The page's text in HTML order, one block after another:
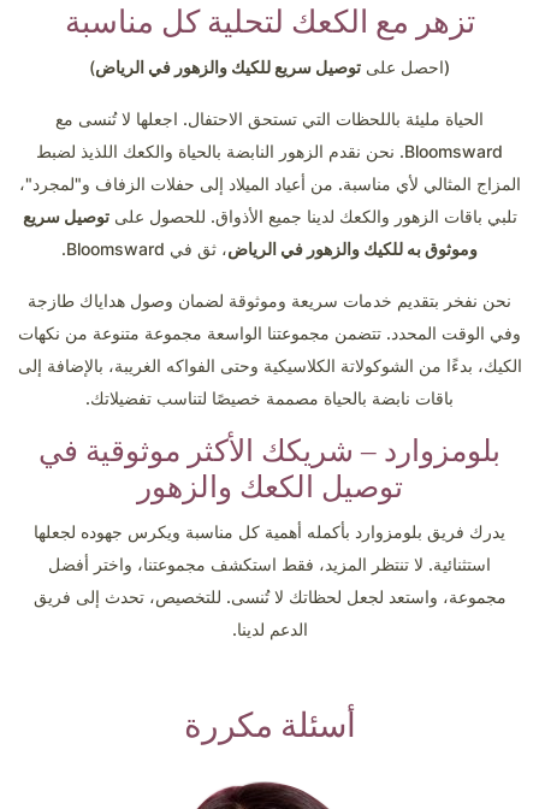
تزهر مع الكعك لتحلية كل مناسبة
(احصل على توصيل سريع للكيك والزهور في الرياض)
الحياة مليئة باللحظات التي تستحق الاحتفال. اجعلها لا تُنسى مع
Bloomsward. نحن نقدم الزهور النابضة بالحياة والكعك اللذيذ لضبط
المزاج المثالي لأي مناسبة. من أعياد الميلاد إلى حفلات الزفاف و"لمجرد"،
تلبي باقات الزهور والكعك لدينا جميع الأذواق. للحصول علىتوصيل سريع
وموثوق به للكيك والزهور في الرياض، ثق في Bloomsward.
نحن نفخر بتقديم خدمات سريعة وموثوقة لضمان وصول هداياك طازجة
وفي الوقت المحدد. تتضمن مجموعتنا الواسعة مجموعة متنوعة من نكهات
الكيك، بدءًا من الشوكولاتة الكلاسيكية وحتى الفواكه الغريبة، بالإضافة إلى
باقات نابضة بالحياة مصممة خصيصًا لتناسب تفضيلاتك.
بلومزوارد – شريكك الأكثر موثوقية في
توصيل الكعك والزهور
يدرك فريق بلومزوارد بأكمله أهمية كل مناسبة ويكرس جهوده لجعلها
استثنائية. لا تنتظر المزيد، فقط استكشف مجموعتنا، واختر أفضل
مجموعة، واستعد لجعل لحظاتك لا تُنسى. للتخصيص، تحدث إلى فريق
الدعم لدينا.
أسئلة مكررة